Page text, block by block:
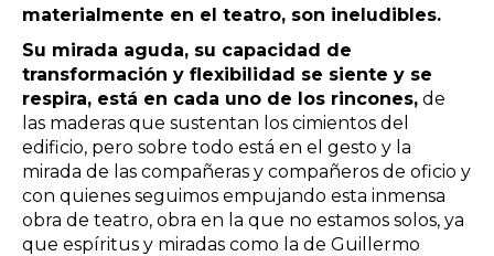
materialmente en el teatro, son ineludibles.
Su mirada aguda, su capacidad de
transformación y flexibilidad se siente y se
respira, está en cada uno de los rincones, de
las maderas que sustentan los cimientos del
edificio, pero sobre todo está en el gesto y la
mirada de las compañeras y compañeros de oficio y
con quienes seguimos empujando esta inmensa
obra de teatro, obra en la que no estamos solos, ya
que espíritus y miradas como la de Guillermo